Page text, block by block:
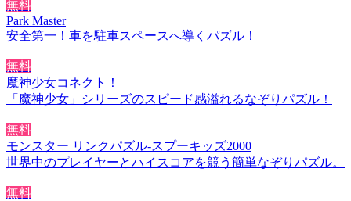
無料
Park Master
安全第一！車を駐車スペースへ導くパズル！
無料
魔神少女コネクト！
「魔神少女」シリーズのスピード感溢れるなぞりパズル！
無料
モンスター リンクパズル-スプーキッズ2000
世界中のプレイヤーとハイスコアを競う簡単なぞりパズル。
無料